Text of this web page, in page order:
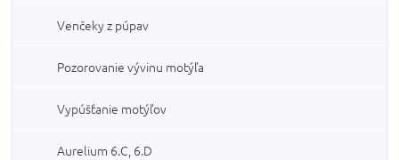
Venčeky z púpav
Pozorovanie vývinu motýľa
Vypúšťanie motýľov
Aurelium 6.C, 6.D